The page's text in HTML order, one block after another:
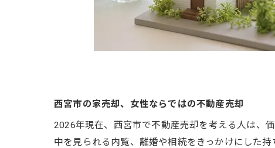
西宮市の家売却、女性ならではの不動産売却
2026年現在、西宮市で不動産売却を考える人は、
中を見られる内覧、離婚や相続をきっかけにした